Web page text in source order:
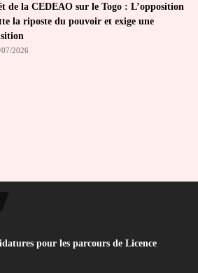
de la CEDEAO sur le Togo : L’opposition
la riposte du pouvoir et exige une
2026
pour les parcours de Licence